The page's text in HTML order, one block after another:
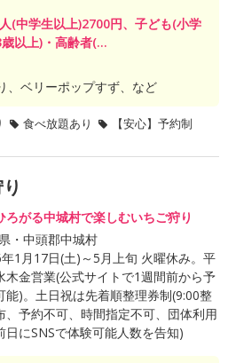
(中学生以上)2700円、子ども(小学
以上)・高齢者(...
、ベリーポップすず、など
食べ放題あり 【安心】予約制
ろがる中城村で楽しむいちご狩り
・中頭郡中城村
1月17日(土)～5月上旬 火曜休み。平
木金営業(公式サイトで1週間前から予
能)。土日祝は先着順整理券制(9:00整
、予約不可、時間指定不可、団体利用
日にSNSで体験可能人数を告知)